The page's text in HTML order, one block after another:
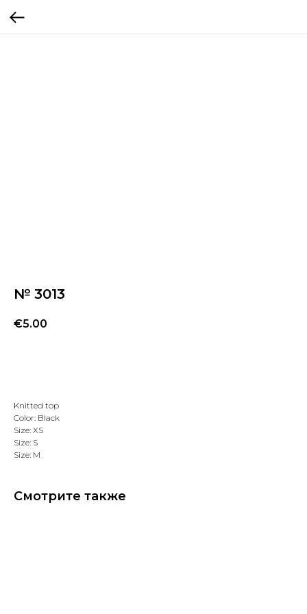
№ 3013
€5.00
Knitted top
Color: Black
Size: XS
Size: S
Size: M
Смотрите также